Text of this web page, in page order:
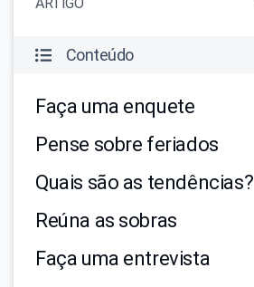
Conteúdo
Faça uma enquete
Pense sobre feriados
Quais são as tendências?
Reúna as sobras
Faça uma entrevista